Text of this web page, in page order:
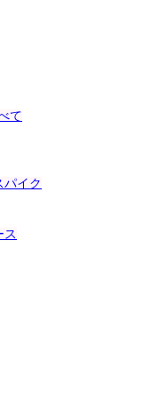
て
パイク
ス